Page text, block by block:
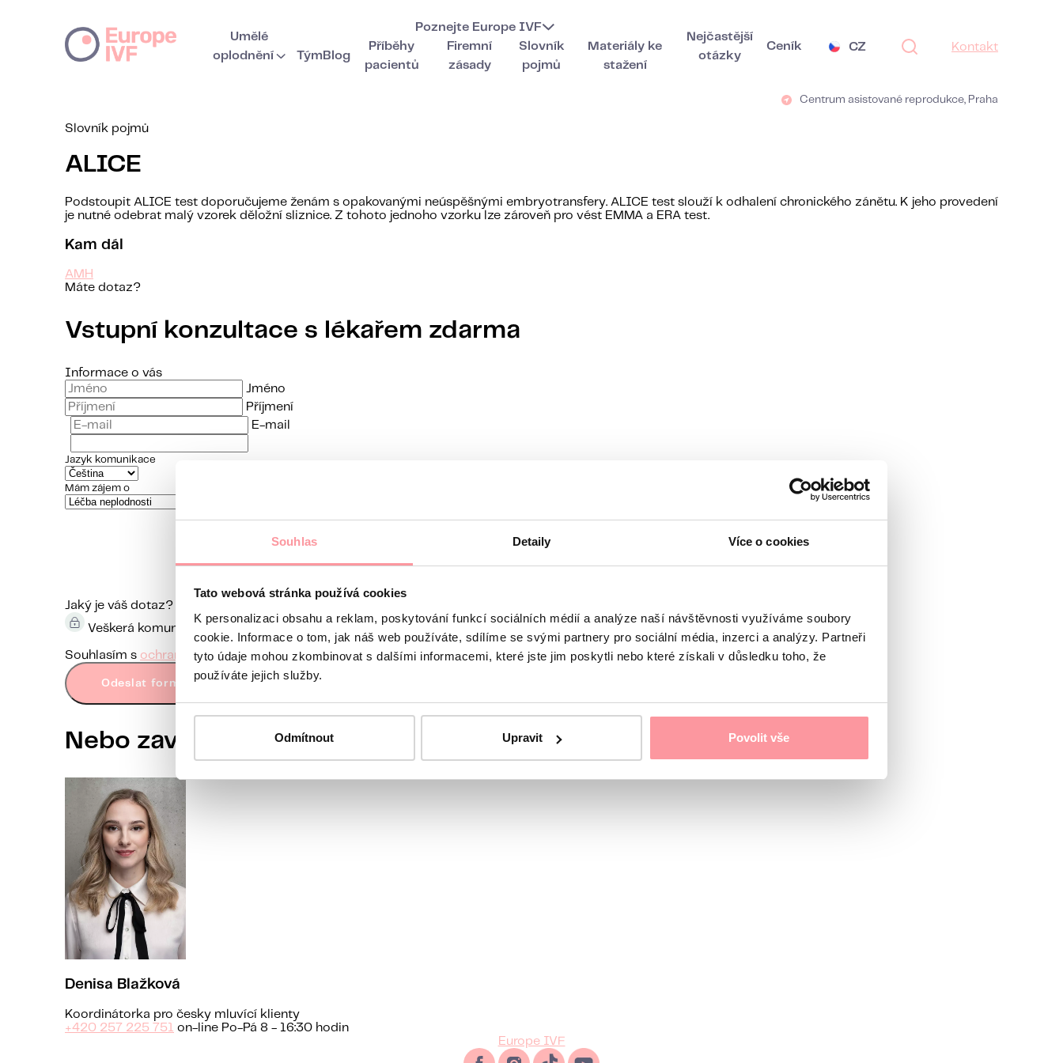
Souhlas Detaily Více o cookies
Tato webová stránka používá cookies
K personalizaci obsahu a reklam, poskytování funkcí sociálních médií a analýze naší návštěvnosti využíváme soubory
cookie. Informace o tom, jak náš web používáte, sdílíme se svými partnery pro sociální média, inzerci a analýzy. Partneři
tyto údaje mohou zkombinovat s dalšími informacemi, které jste jim poskytli nebo které získali v důsledku toho, že
používáte jejich služby.
Odmítnout Upravit Povolit vše
Umělé
oplodnění
Poznejte Europe IVF
TýmBlog
Příběhy
pacientů
Firemní
zásady
Slovník
pojmů
Materiály ke
stažení
Nejčastější
otázky
Ceník CZ Kontakt
Centrum asistované reprodukce, Praha
Slovník pojmů
ALICE
Podstoupit ALICE test doporučujeme ženám s opakovanými neúspěšnými embryotransfery. ALICE test slouží k odhalení chronického zánětu. K jeho provedení
je nutné odebrat malý vzorek děložní sliznice. Z tohoto jednoho vzorku lze zároveň pro vést EMMA a ERA test.
Kam dál
AMH
Máte dotaz?
Vstupní konzultace s lékařem zdarma
Informace o vás
Jméno
Příjmení
E-mail
Jazyk komunikace
Mám zájem o
Jaký je váš dotaz?
Veškerá komunikace je šifrována pomocí SSL a řídí se pravidly našich
Zásad ochrany osobních údajů
Souhlasím s ochranou osobních údajů Bez vašeho souhlasu nelze formulář odeslat
Odeslat formulář
Nebo zavolejte naší koordinátorce
Denisa Blažková
Koordinátorka pro česky mluvící klienty
+420 257 225 751
on-line Po-Pá 8 - 16:30 hodin
Europe IVF